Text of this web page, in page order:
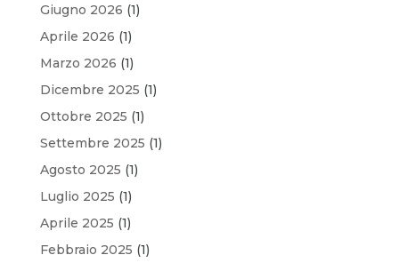
Giugno 2026 (1)
Aprile 2026 (1)
Marzo 2026 (1)
Dicembre 2025 (1)
Ottobre 2025 (1)
Settembre 2025 (1)
Agosto 2025 (1)
Luglio 2025 (1)
Aprile 2025 (1)
Febbraio 2025 (1)